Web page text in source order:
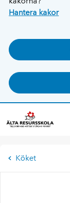
Hantera kakor
Köket